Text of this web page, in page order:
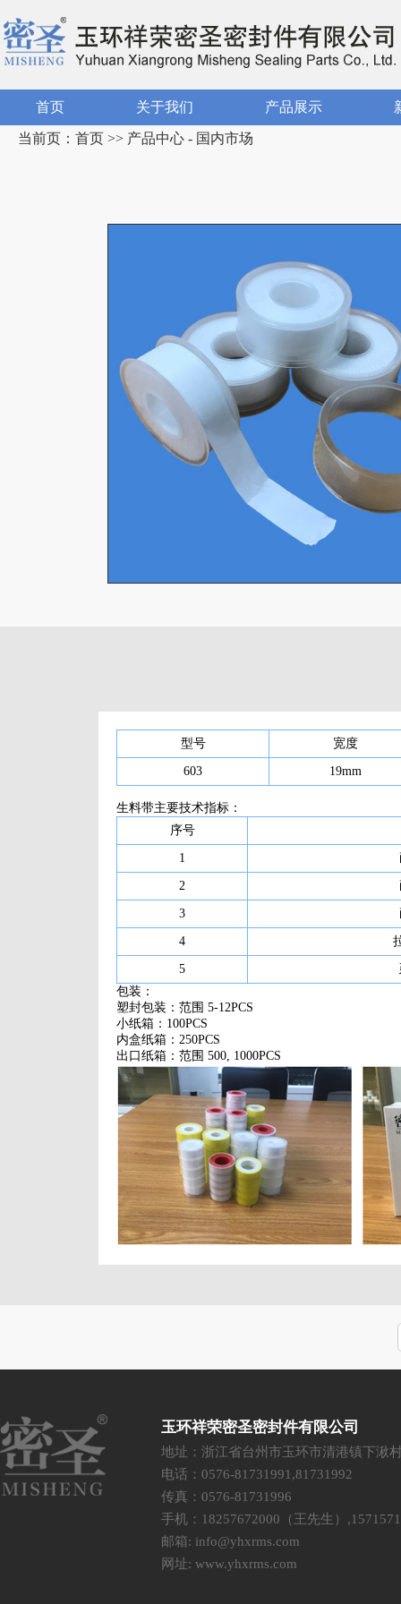
首页 关于我们 产品展示
当前页：首页 >> 产品中心 - 国内市场
型号 宽度
603 19mm
生料带主要技术指标：
序号
1
2
3
4
5
包装：
塑封包装：范围 5-12PCS
小纸箱：100PCS
内盒纸箱：250PCS
出口纸箱：范围 500, 1000PCS
玉环祥荣密圣密封件有限公司
地址：浙江省台州市玉环市清港镇下湫
电话：0576-81731991,81731992
传真：0576-81731996
手机：18257672000（王先生）
邮箱: info@yhxrms.com
网址: www.yhxrms.com